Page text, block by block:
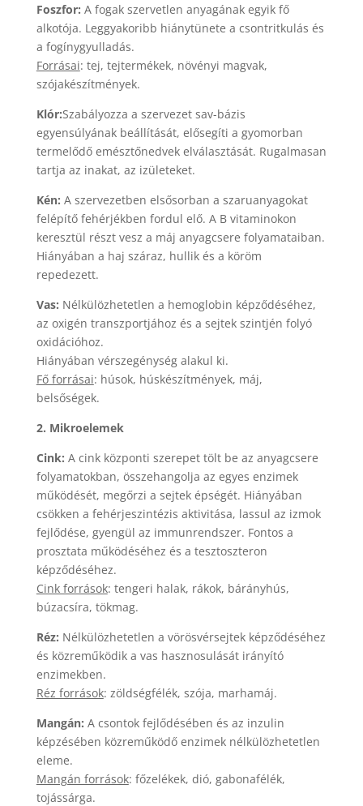
Foszfor: A fogak szervetlen anyagának egyik fő
alkotója. Leggyakoribb hiánytünete a csontritkulás és
a fogínygyulladás.
Forrásai: tej, tejtermékek, növényi magvak,
szójakészítmények.
Klór:Szabályozza a szervezet sav-bázis
egyensúlyának beállítását, elősegíti a gyomorban
termelődő emésztőnedvek elválasztását. Rugalmasan
tartja az inakat, az izületeket.
Kén: A szervezetben elsősorban a szaruanyagokat
felépítő fehérjékben fordul elő. A B vitaminokon
keresztül részt vesz a máj anyagcsere folyamataiban.
Hiányában a haj száraz, hullik és a köröm
repedezett.
Vas: Nélkülözhetetlen a hemoglobin képződéséhez,
az oxigén transzportjához és a sejtek szintjén folyó
oxidációhoz.
Hiányában vérszegénység alakul ki.
Fő forrásai: húsok, húskészítmények, máj,
belsőségek.
2. Mikroelemek
Cink: A cink központi szerepet tölt be az anyagcsere
folyamatokban, összehangolja az egyes enzimek
működését, megőrzi a sejtek épségét. Hiányában
csökken a fehérjeszintézis aktivitása, lassul az izmok
fejlődése, gyengül az immunrendszer. Fontos a
prosztata működéséhez és a tesztoszteron
képződéséhez.
Cink források: tengeri halak, rákok, bárányhús,
búzacsíra, tökmag.
Réz: Nélkülözhetetlen a vörösvérsejtek képződéséhez
és közreműködik a vas hasznosulását irányító
enzimekben.
Réz források: zöldségfélék, szója, marhamáj.
Mangán: A csontok fejlődésében és az inzulin
képzésében közreműködő enzimek nélkülözhetetlen
eleme.
Mangán források: főzelékek, dió, gabonafélék,
tojássárga.